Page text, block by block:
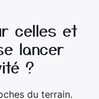
celles et
lancer
?
du terrain.